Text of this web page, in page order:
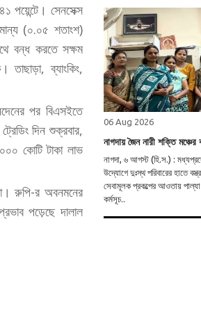
পয়েন্টে। সেনসেক্স
(০.০৫ শতাংশ)
বন্ধ করতে সক্ষম
তাছাড়া, ব্যাংকিং,
পর বিএসইতে
দিন শুক্রবার,
কোটি টাকা লাভ
রুপি-র অবনমনের
পড়েছে দালাল
06 Aug 2026
নাগদায় জৈন নারী শক্তি মঞ্চের
নাগদা, ৬ আগস্ট (হি.স.) :
উদ্যোগে দুঃস্থ পরিবারের হাতে
সেবামূলক প্রকল্পের আওতায়
কর্মসূচ..